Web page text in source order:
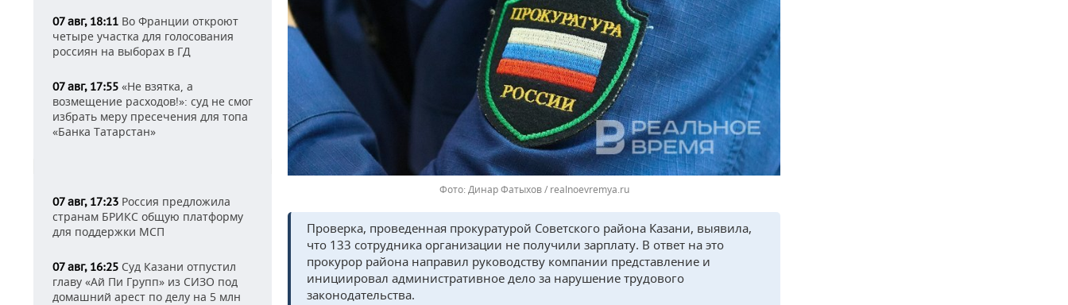
07 авг, 18:11 Во Франции откроют
четыре участка для голосования
россиян на выборах в ГД
07 авг, 17:55 «Не взятка, а
возмещение расходов!»: суд не смог
избрать меру пресечения для топа
«Банка Татарстан»
07 авг, 17:23 Россия предложила
странам БРИКС общую платформу
для поддержки МСП
07 авг, 16:25 Суд Казани отпустил
главу «Ай Пи Групп» из СИЗО под
домашний арест по делу на 5 млн
Динар Фатыхов / realnoevremya.ru
Проверка, проведенная прокуратурой Советского района Казани, выявила,
что 133 сотрудника организации не получили зарплату. В ответ на это
прокурор района направил руководству компании представление и
инициировал административное дело за нарушение трудового
законодательства.